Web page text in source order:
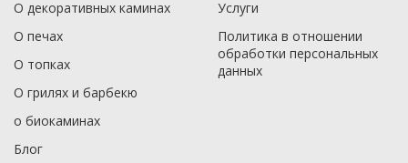
О декоративных каминах
О печах
О топках
О грилях и барбекю
о биокаминах
Блог
Услуги
Политика в отношении
обработки персональных
данныx